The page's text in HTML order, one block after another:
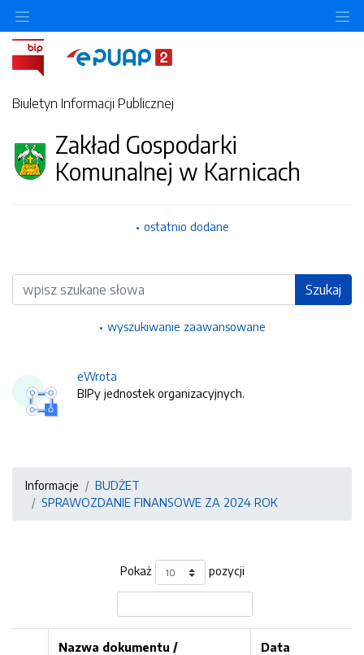
Biuletyn Informacji Publicznej
Zakład Gospodarki
Komunalnej w Karnicach
ostatnio dodane
Wyszukiwarka Szukaj
wyszukiwanie zaawansowane
eWrota
BIPy jednostek organizacyjnych.
Informacje
BUDŻET
SPRAWOZDANIE FINANSOWE ZA 2024 ROK
Pokaż pozycji
Nazwa dokumentu /
Data